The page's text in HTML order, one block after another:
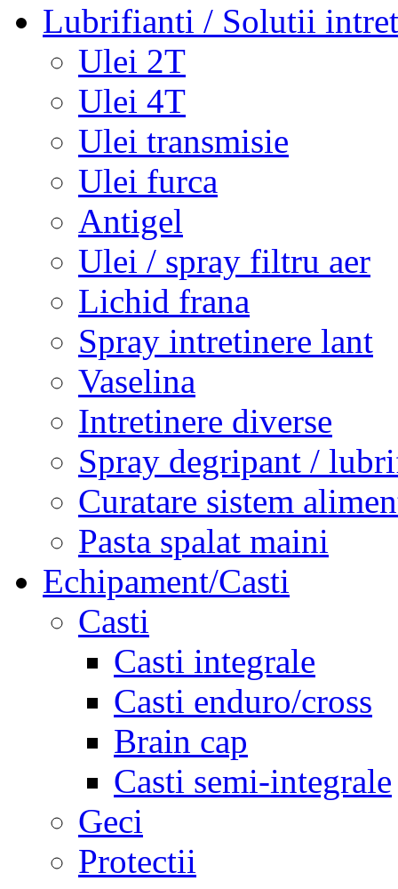
Lubrifianti / Solutii
Ulei 2T
Ulei 4T
Ulei transmisie
Ulei furca
Antigel
Ulei / spray filtru aer
Lichid frana
Spray intretinere lant
Vaselina
Intretinere diverse
Spray degripant /
Curatare sistem
Pasta spalat maini
Echipament/Casti
Casti
Casti integrale
Casti enduro/cross
Brain cap
Casti semi-integrale
Geci
Protectii